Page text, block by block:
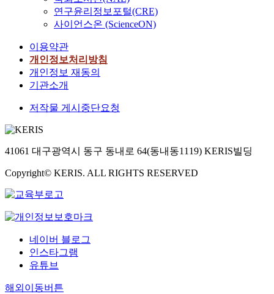
연구윤리정보포털(CRE)
사이언스온 (ScienceON)
이용약관
개인정보처리방침
개인정보 재동의
기관소개
저작물 게시중단요청
41061 대구광역시 동구 동내로 64(동내동1119) KERIS빌딩
Copyright© KERIS. ALL RIGHTS RESERVED
네이버 블로그
인스타그램
유튜브
해외이동버튼